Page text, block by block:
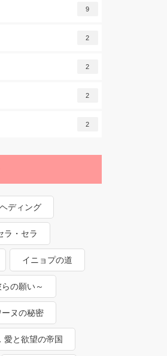
9
2
2
2
2
ディング
ラ・セラ
イニョプの道
の願い～
ヌの秘密
愛と欲望の帝国